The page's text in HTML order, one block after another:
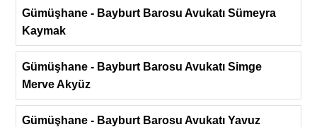
Gümüşhane - Bayburt Barosu Avukatı Sümeyra
Kaymak
Gümüşhane - Bayburt Barosu Avukatı Simge
Merve Akyüz
Gümüşhane - Bayburt Barosu Avukatı Yavuz